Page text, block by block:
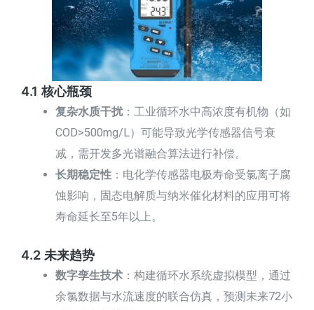
4.1 核心瓶颈
复杂水质干扰：工业循环水中高浓度有机物（如
COD>500mg/L）可能导致光学传感器信号衰
减，需开发多光谱融合算法进行补偿。
长期稳定性 ：电化学传感器电极寿命受氯离子腐
蚀影响，固态电解质与纳米催化材料的应用可将
寿命延长至5年以上。
4.2 未来趋势
数字孪生技术 ：构建循环水系统虚拟模型，通过
余氯数据与水流速度的联合仿真，预测未来72小